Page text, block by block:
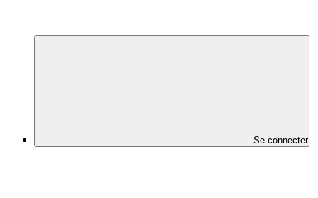
Se connecter